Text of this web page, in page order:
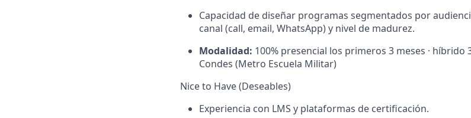
Capacidad de diseñar programas segmentados por
canal (call, email, WhatsApp) y nivel de madurez.
Modalidad: 100% presencial los primeros 3 meses · híbrido
Condes (Metro Escuela Militar)
Nice to Have (Deseables)
Experiencia con LMS y plataformas de certificación.